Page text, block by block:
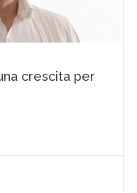
crescita per